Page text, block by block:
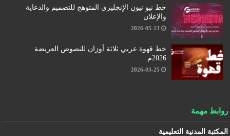
خط نيو نيون الإنجليزي المتوهج للتصميم والدعاية
والإعلان
2026-05-13
خط قهوة عربي ثلاثة أوزان للنصوص العريضة
2026م
2026-03-25
روابط مهمة
المكتبة المدنية التعليمية